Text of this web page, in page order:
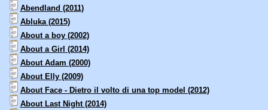
Abendland (2011)
Abluka (2015)
About a boy (2002)
About a Girl (2014)
About Adam (2000)
About Elly (2009)
About Face - Dietro il volto di una top model (2012)
About Last Night (2014)